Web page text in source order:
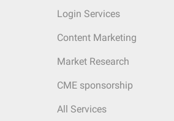
Login Services
Content Marketing
Market Research
CME sponsorship
All Services